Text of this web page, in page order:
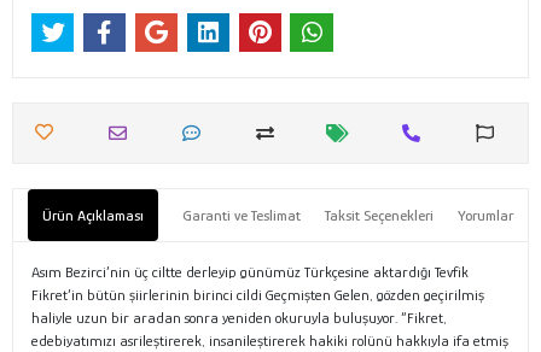
Ürün Açıklaması Garanti ve Teslimat Taksit Seçenekleri Yorumlar
Asım Bezirci’nin üç ciltte derleyip günümüz Türkçesine aktardığı Tevfik
Fikret’in bütün şiirlerinin birinci cildi Geçmişten Gelen, gözden geçirilmiş
haliyle uzun bir aradan sonra yeniden okuruyla buluşuyor. “Fikret,
edebiyatımızı asrileştirerek, insanileştirerek hakiki rolünü hakkıyla ifa etmiş